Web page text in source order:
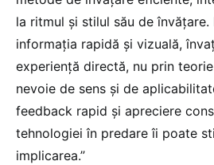
la ritmul și stilul său de învățare.
informația rapidă și vizuală,
experiență directă, nu prin
nevoie de sens și de
feedback rapid și apreciere
tehnologiei în predare îi poate
implicarea.”